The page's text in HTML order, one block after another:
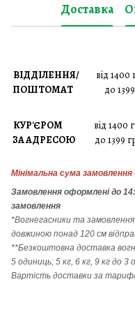
Доставка
ВІДДІЛЕННЯ/ від
ПОШТОМАТ до
КУР'ЄРОМ від
ЗА АДРЕСОЮ до
Мінімальна сума замовлення
Замовлення оформлені до
замовлення
*Вогнегасники та замовлення
довжиною понад 120 см
**Безкоштовна доставка
5 одиниць; 5 кг, 6 кг, 9 кг до 3
Вартість доставки за